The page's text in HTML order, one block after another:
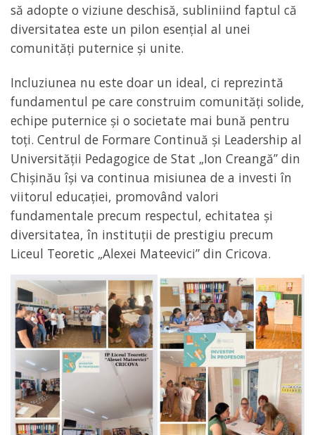
să adopte o viziune deschisă, subliniind faptul că
diversitatea este un pilon esențial al unei
comunități puternice și unite.
Incluziunea nu este doar un ideal, ci reprezintă
fundamentul pe care construim comunități solide,
echipe puternice și o societate mai bună pentru
toți. Centrul de Formare Continuă și Leadership al
Universității Pedagogice de Stat „Ion Creangă” din
Chișinău își va continua misiunea de a investi în
viitorul educației, promovând valori
fundamentale precum respectul, echitatea și
diversitatea, în instituții de prestigiu precum
Liceul Teoretic „Alexei Mateevici” din Cricova.